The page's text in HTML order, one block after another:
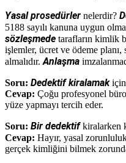
Yasal prosedürler nelerdir?
5188 sayılı kanuna uygun
sözleşmede tarafların kimlik
işlemler, ücret ve ödeme
almalıdır. Anlaşma
Soru: Dedektif kiralamakiçin
Cevap: Çoğu profesyonel
yüze yapmayı tercih eder.
Soru: Bir dedektifkiralarken
Cevap: Hayır, yasal
gerçek kimliğini bilmek